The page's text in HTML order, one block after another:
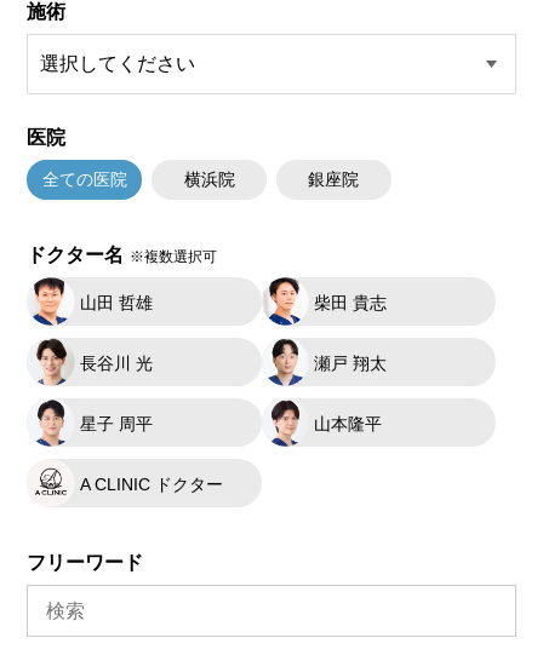
施術
医院
全ての医院 横浜院 銀座院
ドクター名 ※複数選択可
山田 哲雄 柴田 貴志
長谷川 光 瀬戸 翔太
星子 周平 山本隆平
A CLINIC ドクター
フリーワード